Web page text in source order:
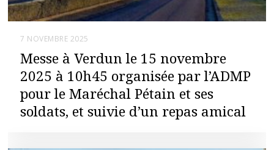
7 NOVEMBRE 2025
Messe à Verdun le 15 novembre
2025 à 10h45 organisée par l’ADMP
pour le Maréchal Pétain et ses
soldats, et suivie d’un repas amical